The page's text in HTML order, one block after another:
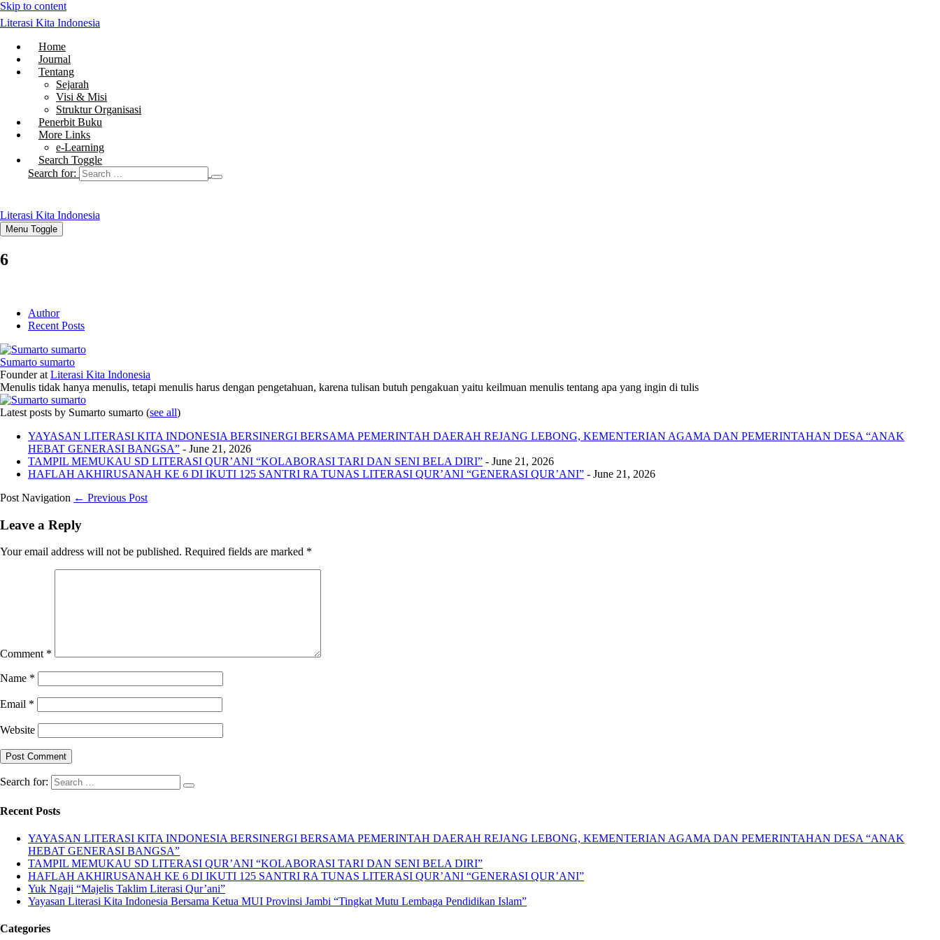
Skip to content
Literasi Kita Indonesia
Home
Journal
Tentang
Sejarah
Visi & Misi
Struktur Organisasi
Penerbit Buku
More Links
e-Learning
Search Toggle
Search for:
Literasi Kita Indonesia
Menu Toggle
6
Author
Recent Posts
Sumarto sumarto
Founderat Literasi Kita Indonesia
Menulis tidak hanya menulis, tetapi menulis harus dengan pengetahuan, karena tulisan butuh pengakuan yaitu keilmuan menulis tentang apa yang ingin di tulis
Latest posts by Sumarto sumarto (see all)
YAYASAN LITERASI KITA INDONESIA BERSINERGI BERSAMA PEMERINTAH DAERAH REJANG LEBONG, KEMENTERIAN AGAMA DAN PEMERINTAHAN DESA “ANAK
HEBAT GENERASI BANGSA” - June 21, 2026
TAMPIL MEMUKAU SD LITERASI QUR’ANI “KOLABORASI TARI DAN SENI BELA DIRI” - June 21, 2026
HAFLAH AKHIRUSANAH KE 6 DI IKUTI 125 SANTRI RA TUNAS LITERASI QUR’ANI “GENERASI QUR’ANI” - June 21, 2026
Post Navigation ← Previous Post
Leave a Reply
Your email address will not be published. Required fields are marked *
Comment *
Name *
Email *
Website
Search for:
Recent Posts
YAYASAN LITERASI KITA INDONESIA BERSINERGI BERSAMA PEMERINTAH DAERAH REJANG LEBONG, KEMENTERIAN AGAMA DAN PEMERINTAHAN DESA “ANAK
HEBAT GENERASI BANGSA”
TAMPIL MEMUKAU SD LITERASI QUR’ANI “KOLABORASI TARI DAN SENI BELA DIRI”
HAFLAH AKHIRUSANAH KE 6 DI IKUTI 125 SANTRI RA TUNAS LITERASI QUR’ANI “GENERASI QUR’ANI”
Yuk Ngaji “Majelis Taklim Literasi Qur’ani”
Yayasan Literasi Kita Indonesia Bersama Ketua MUI Provinsi Jambi “Tingkat Mutu Lembaga Pendidikan Islam”
Categories